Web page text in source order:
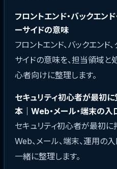
フロントエンド・バックエン
ーサイドの意味
フロントエンド、バックエンド
サイドの意味を、担当領域
心者向けに整理します。
セキュリティ初心者が最初
本｜Web・メール・端末の入
セキュリティ初心者が最初に
Web、メール、端末、運用の
一緒に整理します。